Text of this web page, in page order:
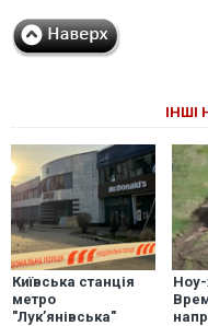
ІНШІ
Київська станція
метро
"Лук’янівська"